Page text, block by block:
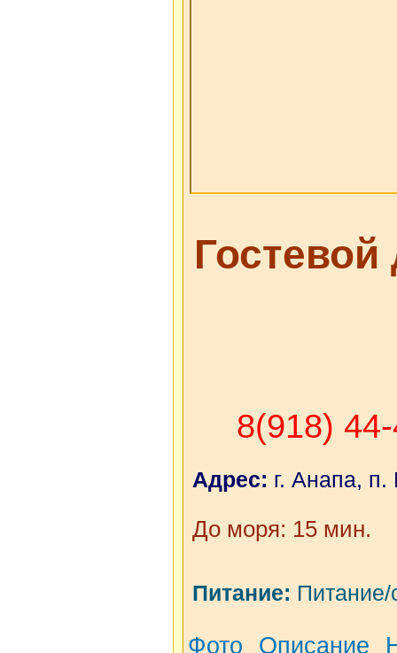
8(918)
Адрес: г. Анапа, п.
До моря: 15 мин.
Питание:
Фото Описание